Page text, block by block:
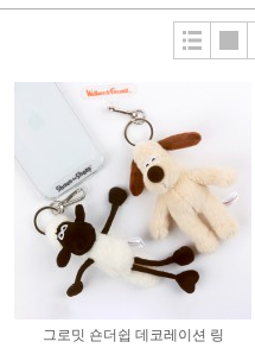
그로밋 숀더쉽 데코레이션 링